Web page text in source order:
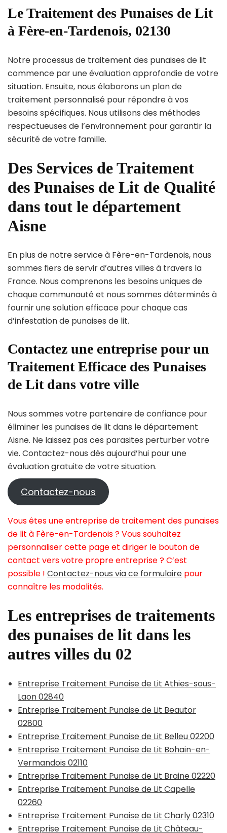
Le Traitement des Punaises de Lit
à Fère-en-Tardenois, 02130
Notre processus de traitement des punaises de lit
commence par une évaluation approfondie de votre
situation. Ensuite, nous élaborons un plan de
traitement personnalisé pour répondre à vos
besoins spécifiques. Nous utilisons des méthodes
respectueuses de l’environnement pour garantir la
sécurité de votre famille.
Des Services de Traitement
des Punaises de Lit de Qualité
dans tout le département
Aisne
En plus de notre service à Fère-en-Tardenois, nous
sommes fiers de servir d’autres villes à travers la
France. Nous comprenons les besoins uniques de
chaque communauté et nous sommes déterminés à
fournir une solution efficace pour chaque cas
d’infestation de punaises de lit.
Contactez une entreprise pour un
Traitement Efficace des Punaises
de Lit dans votre ville
Nous sommes votre partenaire de confiance pour
éliminer les punaises de lit dans le département
Aisne. Ne laissez pas ces parasites perturber votre
vie. Contactez-nous dès aujourd’hui pour une
évaluation gratuite de votre situation.
Contactez-nous
Vous êtes une entreprise de traitement des punaises
de lit à Fère-en-Tardenois ? Vous souhaitez
personnaliser cette page et diriger le bouton de
contact vers votre propre entreprise ? C’est
possible ! Contactez-nous via ce formulaire pour
connaître les modalités.
Les entreprises de traitements
des punaises de lit dans les
autres villes du 02
Entreprise Traitement Punaise de Lit Athies-sous-
Laon 02840
Entreprise Traitement Punaise de Lit Beautor
02800
Entreprise Traitement Punaise de Lit Belleu 02200
Entreprise Traitement Punaise de Lit Bohain-en-
Vermandois 02110
Entreprise Traitement Punaise de Lit Braine 02220
Entreprise Traitement Punaise de Lit Capelle
02260
Entreprise Traitement Punaise de Lit Charly 02310
Entreprise Traitement Punaise de Lit Château-